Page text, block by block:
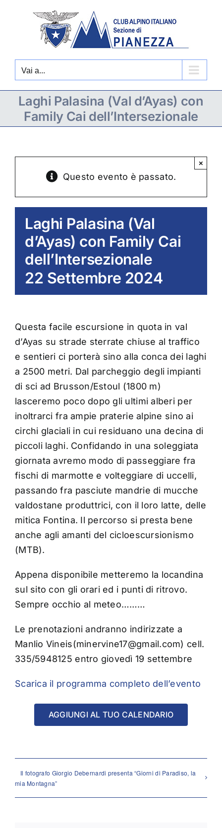
contenuto
Vai a...
Laghi Palasina (Val d’Ayas) con
Family Cai dell’Intersezionale
Questo evento è passato.
×
Laghi Palasina (Val
d’Ayas) con Family Cai
dell’Intersezionale
22 Settembre 2024
Questa facile escursione in quota in val
d’Ayas su strade sterrate chiuse al traffico
e sentieri ci porterà sino alla conca dei laghi
a 2500 metri. Dal parcheggio degli impianti
di sci ad Brusson/Estoul (1800 m)
lasceremo poco dopo gli ultimi alberi per
inoltrarci fra ampie praterie alpine sino ai
circhi glaciali in cui residuano una decina di
piccoli laghi. Confidando in una soleggiata
giornata avremo modo di passeggiare fra
fischi di marmotte e volteggiare di uccelli,
passando fra pasciute mandrie di mucche
valdostane produttrici, con il loro latte, delle
mitica Fontina. Il percorso si presta bene
anche agli amanti del cicloescursionismo
(MTB).
Appena disponibile metteremo la locandina
sul sito con gli orari ed i punti di ritrovo.
Sempre occhio al meteo………
Le prenotazioni andranno indirizzate a
Manlio Vineis(minervine17@gmail.com) cell.
335/5948125 entro giovedì 19 settembre
Scarica il programma completo dell’evento
AGGIUNGI AL TUO CALENDARIO
Il fotografo Giorgio Debernardi presenta “Giorni di Paradiso, la
mia Montagna”